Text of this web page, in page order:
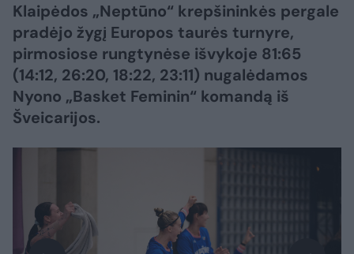
Klaipėdos „Neptūno“ krepšininkės pergale
pradėjo žygį Europos taurės turnyre,
pirmosiose rungtynėse išvykoje 81:65
(14:12, 26:20, 18:22, 23:11) nugalėdamos
Nyono „Basket Feminin“ komandą iš
Šveicarijos.